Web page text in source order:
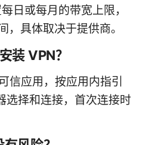
日或每月的带宽上限，
具体取决于提供商。
装 VPN？
信应用，按应用内指引
选择和连接，首次连接时